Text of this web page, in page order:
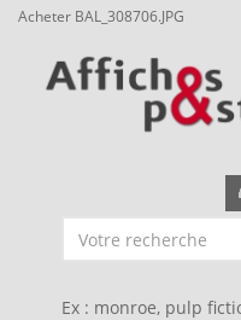
Acheter BAL_308706.JPG
Ex : monroe, pulp